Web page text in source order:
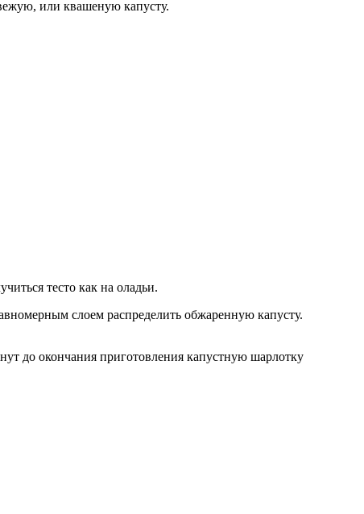
или квашеную капусту.
тесто как на оладьи.
слоем распределить обжаренную капусту.
до окончания приготовления капустную шарлотку